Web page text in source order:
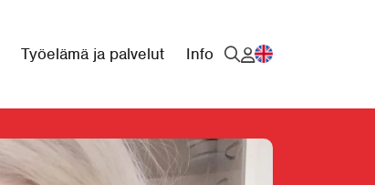
Työelämä ja palvelut Info